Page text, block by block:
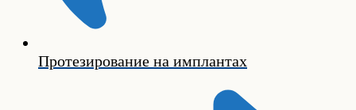
Протезирование на имплантах